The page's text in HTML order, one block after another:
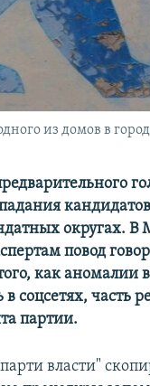
из домов в
округах. В
повод
как аномалии
соцсетях, часть
партии.
власти"